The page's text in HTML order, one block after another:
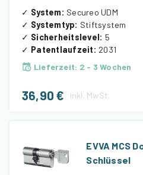
✓ System: Secureo UDM
✓ Systemtyp: Stiftsystem
✓ Sicherheitslevel: 5
✓ Patentlaufzeit: 2031
Lieferzeit: 2 - 3 Wochen
36,90 € inkl. MwSt.
EVVA MCS
Schlüssel